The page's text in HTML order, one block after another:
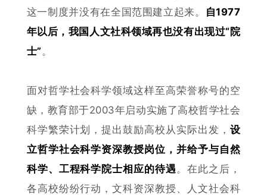
这一制度并没有在全国范围建立起来。
自1977
年以后，我国人文社科领域再也没有出现过“院
士” 。
面对哲学社会科学领域这样至高荣誉称号的空
缺，教育部于2003年启动实施了高校哲学社会
科学繁荣计划，提出鼓励高校从实际出发， 设
立哲学社会科学资深教授岗位，并给予与自然
科学、工程科学院士相应的待遇 。 在此之后，
各高校纷纷行动，文科资深教授、人文社会科